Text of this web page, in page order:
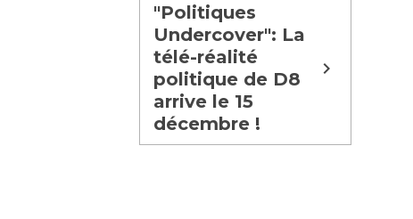
"Politiques
Undercover": La
télé-réalité
politique de D8
arrive le 15
décembre !